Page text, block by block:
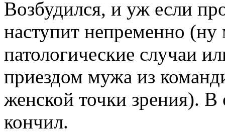
Возбудился, и уж если
наступит непременно
патологические случаи
приездом мужа из
женской точки зрения).
кончил.